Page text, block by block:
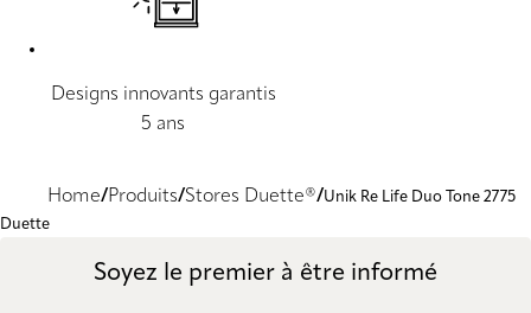
Designs innovants garantis
5 ans
Home Produits Stores Duette®
Unik Re Life Duo Tone 2775
Duette
Soyez le premier à être informé